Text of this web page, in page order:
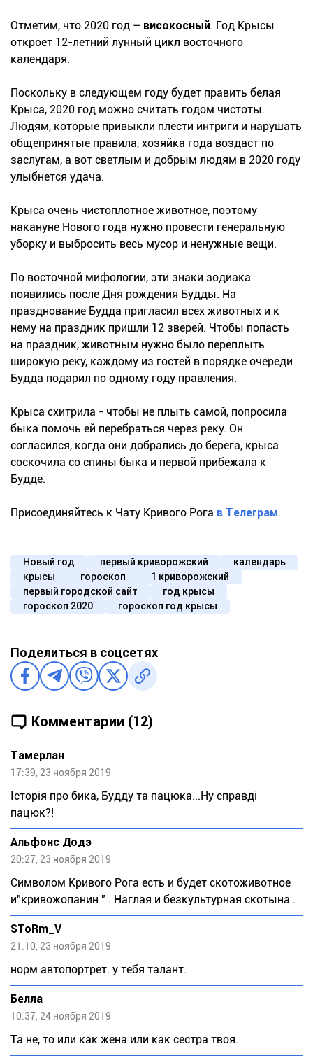
Отметим, что 2020 год – високосный. Год Крысы
откроет 12-летний лунный цикл восточного
календаря.
Поскольку в следующем году будет править белая
Крыса, 2020 год можно считать годом чистоты.
Людям, которые привыкли плести интриги и нарушать
общепринятые правила, хозяйка года воздаст по
заслугам, а вот светлым и добрым людям в 2020 году
улыбнется удача.
Крыса очень чистоплотное животное, поэтому
накануне Нового года нужно провести генеральную
уборку и выбросить весь мусор и ненужные вещи.
По восточной мифологии, эти знаки зодиака
появились после Дня рождения Будды. На
празднование Будда пригласил всех животных и к
нему на праздник пришли 12 зверей. Чтобы попасть
на праздник, животным нужно было переплыть
широкую реку, каждому из гостей в порядке очереди
Будда подарил по одному году правления.
Крыса схитрила - чтобы не плыть самой, попросила
быка помочь ей перебраться через реку. Он
согласился, когда они добрались до берега, крыса
соскочила со спины быка и первой прибежала к
Будде.
Присоединяйтесь к Чату Кривого Рога в Телеграм.
Новый год первый криворожский
календарь
крысы
гороскоп
1 криворожский
первый городской сайт
год крысы
гороскоп 2020
гороскоп год крысы
Поделиться в соцсетях
Комментарии (12)
Тaмeрлан
17:39, 23 ноября 2019
Історія про бика, Будду та пацюка...Ну справді
пацюк?!
Альфонс Додэ
20:27, 23 ноября 2019
Символом Кривого Рога есть и будет скотоживотное
и"кривожопанин " . Наглая и безкультурная скотына .
SToRm_V
21:10, 23 ноября 2019
норм автопортрет. у тебя талант.
Белла
10:37, 24 ноября 2019
Та не, то или как жена или как сестра твоя.